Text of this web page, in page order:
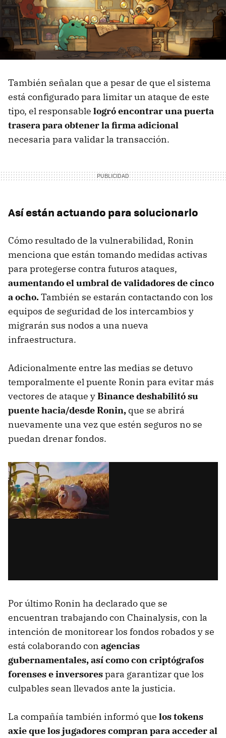
También señalan que a pesar de que el sistema
está configurado para limitar un ataque de este
tipo, el responsable logró encontrar una puerta
trasera para obtener la firma adicional
necesaria para validar la transacción.
Así están actuando para solucionarlo
Cómo resultado de la vulnerabilidad, Ronin
menciona que están tomando medidas activas
para protegerse contra futuros ataques,
aumentando el umbral de validadores de cinco
a ocho.También se estarán contactando con los
equipos de seguridad de los intercambios y
migrarán sus nodos a una nueva
infraestructura.
Adicionalmente entre las medias se detuvo
temporalmente el puente Ronin para evitar más
vectores de ataque yBinance deshabilitó su
puente hacia/desde Ronin, que se abrirá
nuevamente una vez que estén seguros no se
puedan drenar fondos.
Por último Ronin ha declarado que se
encuentran trabajando con Chainalysis, con la
intención de monitorear los fondos robados y se
está colaborando con agencias
gubernamentales, así como con criptógrafos
forenses e inversorespara garantizar que los
culpables sean llevados ante la justicia.
La compañía también informó que los tokens
axie que los jugadores compran para acceder al